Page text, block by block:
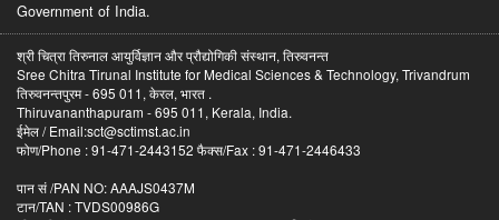
Government of India.
श्री चित्रा तिरुनाल आयुर्विज्ञान और प्रौद्योगिकी संस्थान, तिरुवनन्त
Sree Chitra Tirunal Institute for Medical Sciences & Technology, Trivandrum
तिरुवनन्तपुरम - 695 011, केरल, भारत .
Thiruvananthapuram - 695 011, Kerala, India.
ईमेल / Email:sct@sctimst.ac.in
फोण/Phone : 91-471-2443152 फैक्स/Fax : 91-471-2446433
पान सं /PAN NO: AAAJS0437M
टान/TAN : TVDS00986G